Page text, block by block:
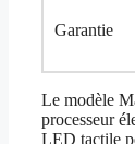
Garantie
Le modèle
processeur
LED tactile